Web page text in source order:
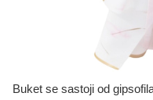
Buket se sastoji od